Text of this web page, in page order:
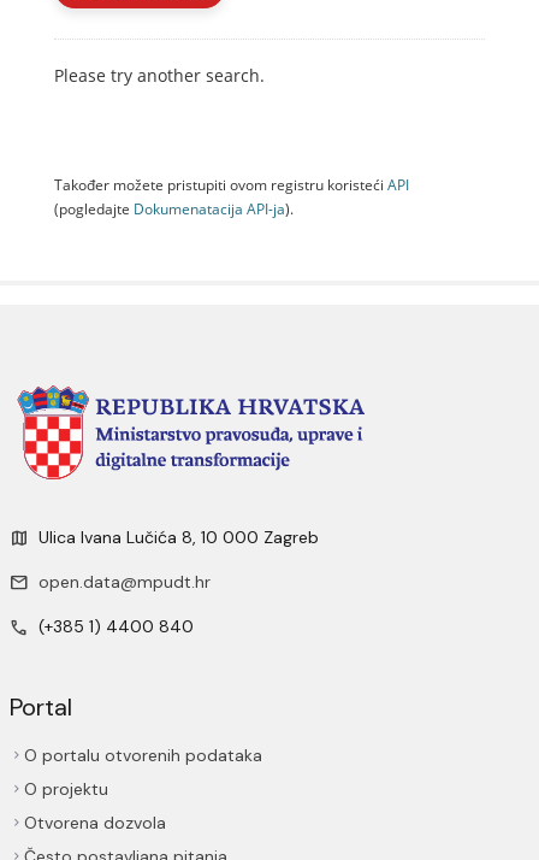
Please try another search.
Također možete pristupiti ovom registru koristeći API
(pogledajte Dokumenаtаcijа API-jа).